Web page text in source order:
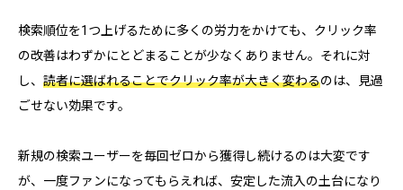
検索順位を1つ上げるために多くの労力をかけても、クリック率
の改善はわずかにとどまることが少なくありません。それに対
し、 読者に選ばれることでクリック率が大きく変わるのは、見過
ごせない効果です。
新規の検索ユーザーを毎回ゼロから獲得し続けるのは大変です
が、一度ファンになってもらえれば、安定した流入の土台になり